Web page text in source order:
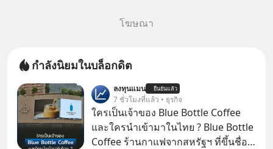
โฆษณา
กำลังนิยมในบล็อกดิต
ลงทุนแมน ยืนยันแล้ว
7 ชั่วโมงที่แล้ว • ธุรกิจ
ใครเป็นเจ้าของ Blue Bottle Coffee
และใครนำเข้ามาในไทย ? Blue Bottle
Coffee ร้านกาแฟจากสหรัฐฯ ที่ขึ้นชื่อ